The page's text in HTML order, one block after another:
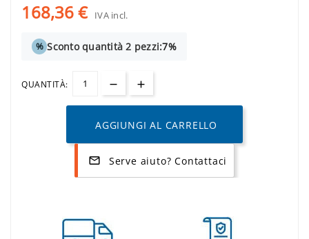
168,36 € IVA incl.
% Sconto quantità 2 pezzi:7%
QUANTITÀ:
AGGIUNGI AL CARRELLO
mail_outline Serve aiuto? Contattaci